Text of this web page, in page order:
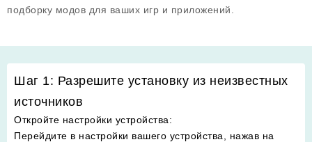
подборку модов для ваших игр и приложений.
Шаг 1: Разрешите установку из неизвестных
источников
Откройте настройки устройства:
Перейдите в настройки вашего устройства, нажав на